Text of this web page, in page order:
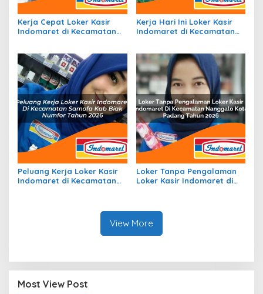
Kerja Cepat Loker Kasir
Indomaret di Kecamatan
Kerja Hari Ini Loker Kasir
Indomaret di Kecamatan
Peluang Kerja Loker Kasir
Indomaret di Kecamatan
Loker Tanpa Pengalaman
Loker Kasir Indomaret di
View More
Most View Post